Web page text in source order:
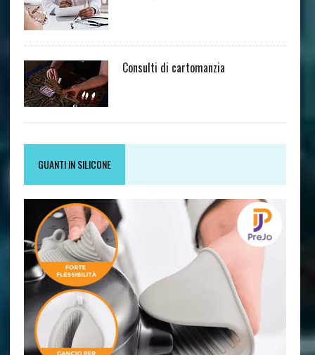
Consulti di cartomanzia
GUANTI IN SILICONE